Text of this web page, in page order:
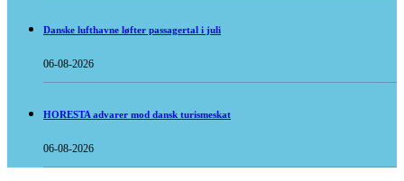
Danske lufthavne løfter passagertal i juli
06-08-2026
HORESTA advarer mod dansk turismeskat
06-08-2026